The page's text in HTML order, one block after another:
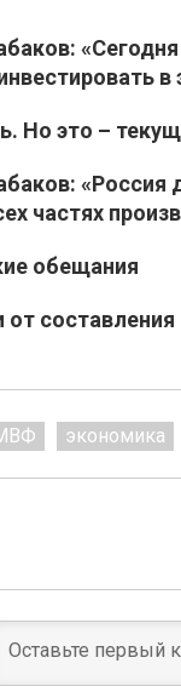
в
Но это –
«Россия
частях
обещания
от
экономика